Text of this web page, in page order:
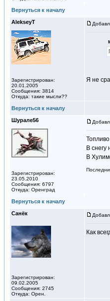
Вернуться к началу
AlekseyT
Зарегистрирован:
20.01.2005
Сообщения: 3814
Откуда: такие мысли??
Я не
Вернуться к началу
Шурале56
Зарегистрирован:
23.05.2010
Сообщения: 6797
Откуда: Оренград
В снегу
В
Вернуться к началу
Санёк
Зарегистрирован:
09.02.2005
Сообщения: 2745
Откуда: Орен.
Как